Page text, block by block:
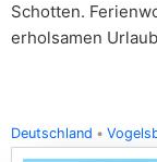
Schotten.
erholsamen
Deutschland